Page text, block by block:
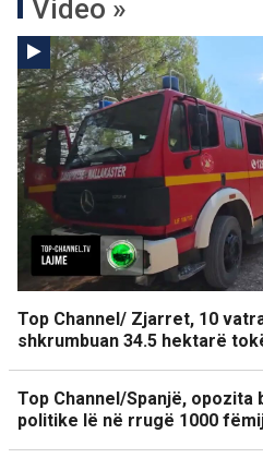
Video »
Top Channel/ Zjarret, 10
shkrumbuan 34.5 hektarë
Top Channel/Spanjë,
politike lë në rrugë 1000